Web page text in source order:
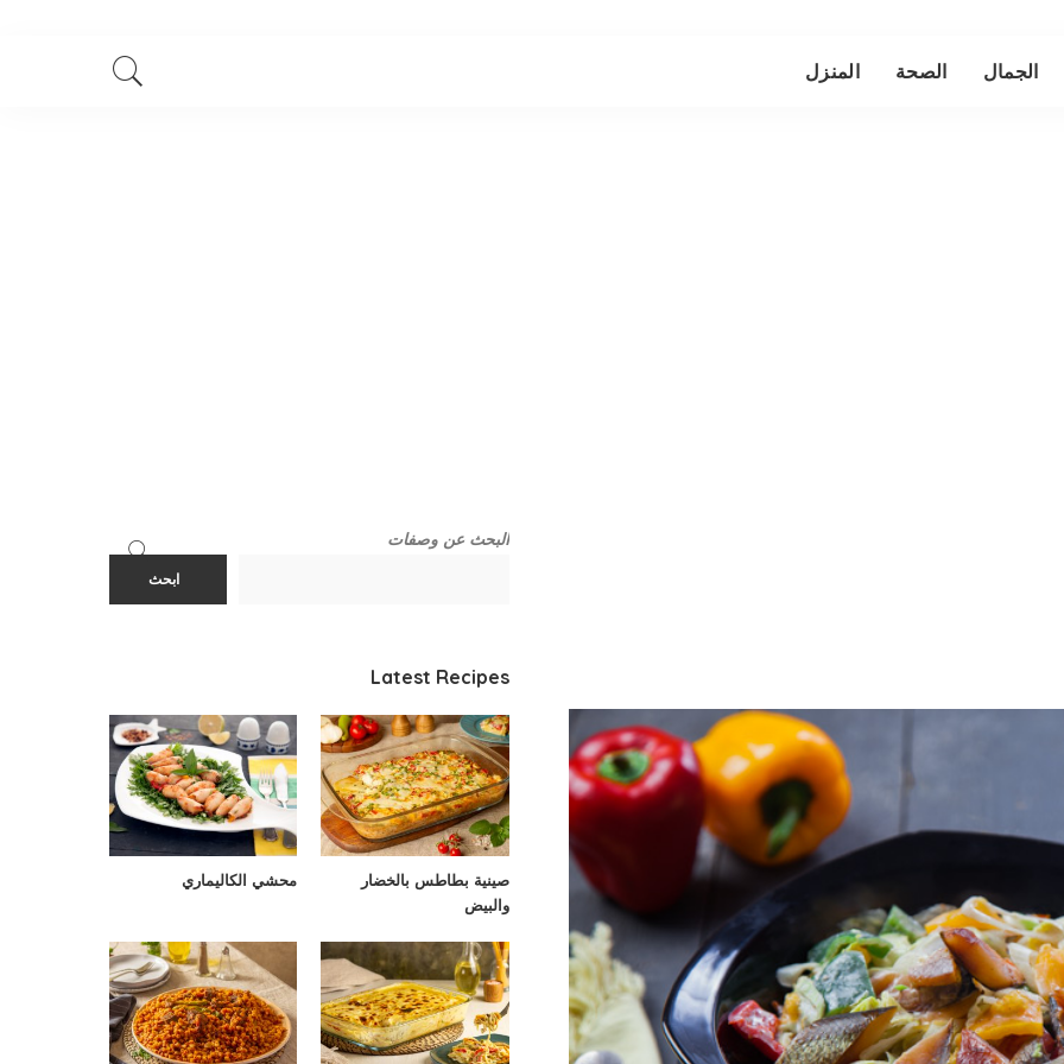
الجمال الصحة المنزل
البحث عن وصفات
ابحث
Latest Recipes
صينية بطاطس بالخضار
والبيض
محشي الكاليماري